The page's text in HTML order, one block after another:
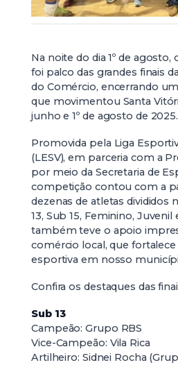
Na noite do dia 1º de agosto,
foi palco das grandes finais
do Comércio, encerrando
que movimentou Santa
junho e 1º de agosto de 2025.
Promovida pela Liga
(LESV), em parceria com a
por meio da Secretaria de
competição contou com a
dezenas de atletas divididos
13, Sub 15, Feminino,
também teve o apoio
comércio local, que fortalece
esportiva em nosso
Confira os destaques das
Sub 13
Campeão: Grupo RBS
Vice-Campeão: Vila Rica
Artilheiro: Sidnei Rocha